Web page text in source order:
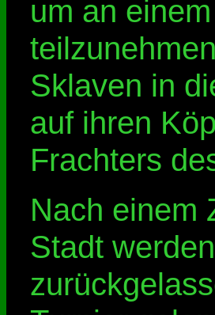
um an
Sklaven in
auf ihren
Frachters
Nach einem
Stadt